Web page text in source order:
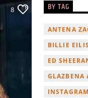
8 BY TAG
ANTENA
BILLIE
ED
GLAZBENA
INSTAGRAM